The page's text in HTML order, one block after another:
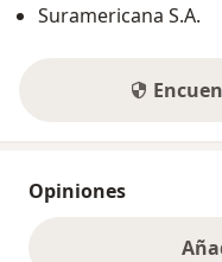
Suramericana S.A.
Opiniones